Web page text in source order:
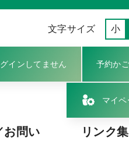
文字サイズ 小
インしてません 予約かご
マイ
お問い
リンク集